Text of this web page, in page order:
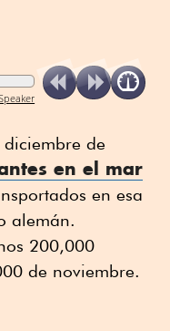
de
en el mar
en esa
alemán.
200,000
de noviembre.